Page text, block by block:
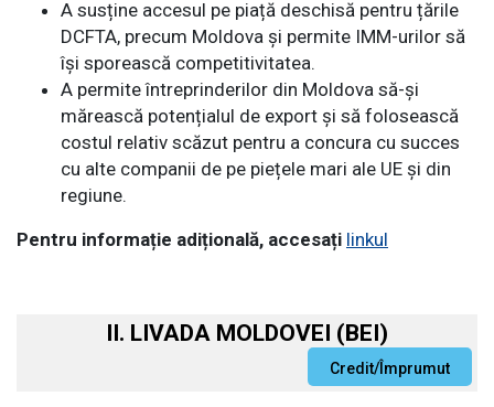
A susține accesul pe piață deschisă pentru țările
DCFTA, precum Moldova și permite IMM-urilor să
își sporească competitivitatea.
A permite întreprinderilor din Moldova să-și
mărească potențialul de export și să folosească
costul relativ scăzut pentru a concura cu succes
cu alte companii de pe piețele mari ale UE și din
regiune.
Pentru informație adițională, accesați linkul
II. LIVADA MOLDOVEI (BEI)